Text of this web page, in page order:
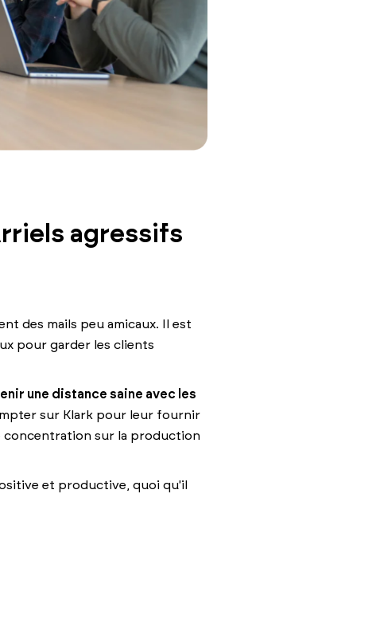
agressifs
des mails peu amicaux. Il est
pour garder les clients
une distance saine avec les
sur Klark pour leur fournir
concentration sur la production
et productive, quoi qu'il